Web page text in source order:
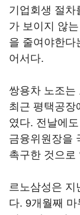
기업회생 절차
가 보이지 않
을 줄여야한다
어서다.
쌍용차 노조는
최근 평택공장
였다. 전날에
금융위원장을
촉구한 것으로
르노삼성은 지
다. 9개월째